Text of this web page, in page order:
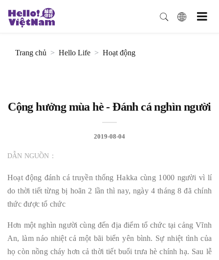
Trang chủ Hello Life Hoạt động
Cộng hưởng mùa hè - Đánh cá nghìn người
2019-08-04
DẪN NGUỒN：
Hoạt động đánh cá truyền thống Hakka cùng 1000 người vì lí
do thời tiết từng bị hoãn 2 lần thì nay, ngày 4 tháng 8 đã chính
thức được tổ chức
Hơn một nghìn người cùng đến địa điểm tổ chức tại cảng Vĩnh
An, làm náo nhiệt cả một bãi biển yên bình. Sự nhiệt tình của
họ còn nồng cháy hơn cả thời tiết buổi trưa hè chính hạ. Sau lễ